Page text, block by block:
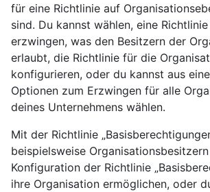
für eine Richtlinie auf
sind. Du kannst wählen, eine
erzwingen, was den Besitzern der
erlaubt, die Richtlinie für die
konfigurieren, oder du kannst aus
Optionen zum Erzwingen für alle
deines Unternehmens wählen.
Mit der Richtlinie
beispielsweise
Konfiguration der Richtlinie
ihre Organisation ermöglichen, oder